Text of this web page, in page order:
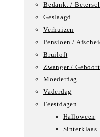
Bedankt /
Geslaagd
Verhuizen
Pensioen /
Bruiloft
Zwanger /
Moederdag
Vaderdag
Feestdagen
Halloween
Sinterklaas